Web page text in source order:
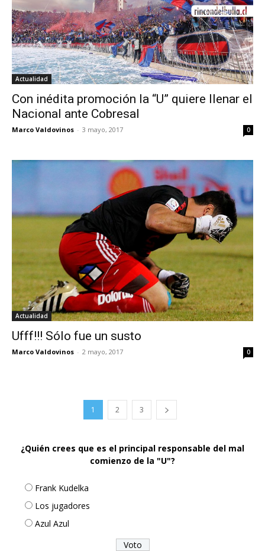
Actualidad
Con inédita promoción la “U” quiere llenar el
Nacional ante Cobresal
Marco Valdovinos - 3 mayo, 2017 0
Actualidad
Ufff!!! Sólo fue un susto
Marco Valdovinos - 2 mayo, 2017 0
1 2 3
¿Quién crees que es el principal responsable del mal
comienzo de la "U"?
Frank Kudelka
Los jugadores
Azul Azul